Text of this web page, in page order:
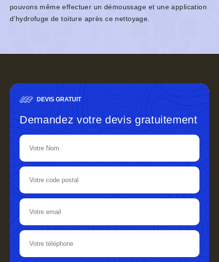
pouvons même effectuer un démoussage et une application
d’hydrofuge de toiture après ce nettoyage.
DEVIS GRATUIT
Demandez votre devis gratuitement